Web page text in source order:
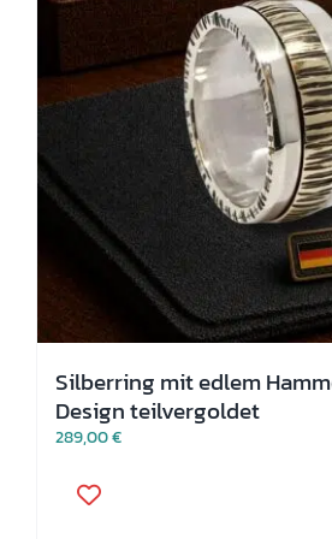
gewählt
werden
Silberring mit edlem
Design teilvergoldet
289,00€
Produkt